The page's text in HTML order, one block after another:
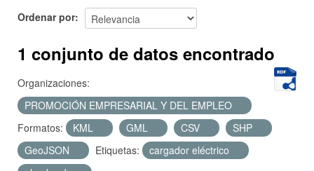
Acerca de
Ordenar por
1 conjunto de datos encontrado
Organizaciones:
PROMOCIÓN EMPRESARIAL Y DEL EMPLEO
Formatos:
KML GML CSV
SHP
GeoJSON
Etiquetas:
cargador eléctrico